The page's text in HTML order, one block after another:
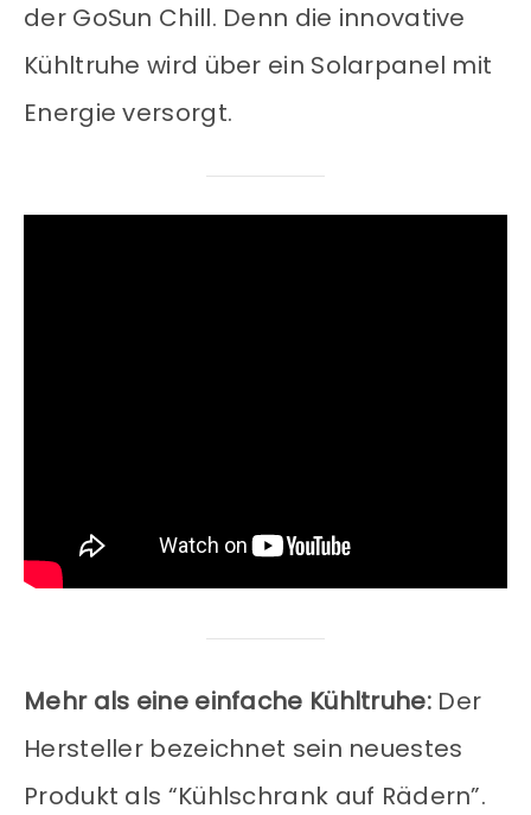
der GoSun Chill. Denn die innovative
Kühltruhe wird über ein Solarpanel mit
Energie versorgt.
Mehr als eine einfache Kühltruhe: Der
Hersteller bezeichnet sein neuestes
Produkt als “Kühlschrank auf Rädern”.